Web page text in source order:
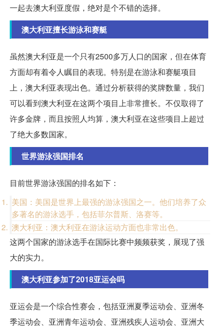
一起去澳大利亚度假，绝对是个不错的选择。
澳大利亚擅长游泳和赛艇
虽然澳大利亚是一个只有2500多万人口的国家，但在体育
方面却有着令人瞩目的表现。特别是在游泳和赛艇项目
上，澳大利亚表现出色。通过分析获得的奖牌数量，我们
可以看到澳大利亚在这两个项目上非常擅长。不仅取得了
许多金牌，而且按照人均算，澳大利亚在这些项目上超过
了绝大多数国家。
世界游泳强国排名
目前世界游泳强国的排名如下：
美国：美国是世界上最强的游泳强国之一。他们培养了众
多著名的游泳选手，包括菲尔普斯、洛赛等。
澳大利亚：澳大利亚在游泳运动方面也非常出色。
这两个国家的游泳选手在国际比赛中频频获奖，展现了强
大的实力。
澳大利亚参加了2018亚运会吗
亚运会是一个综合性赛会，包括亚洲夏季运动会、亚洲冬
季运动会、亚洲青年运动会、亚洲残疾人运动会、亚洲大